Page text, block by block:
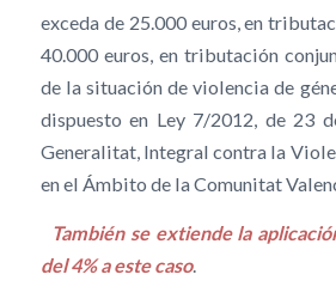
exceda de 25.000 euros, en
40.000 euros, en tributación
de la situación de violencia de
dispuesto en Ley 7/2012, de 23
Generalitat, Integral contra la
en el Ámbito de la Comunitat
También se extiende la
del 4% a este caso.